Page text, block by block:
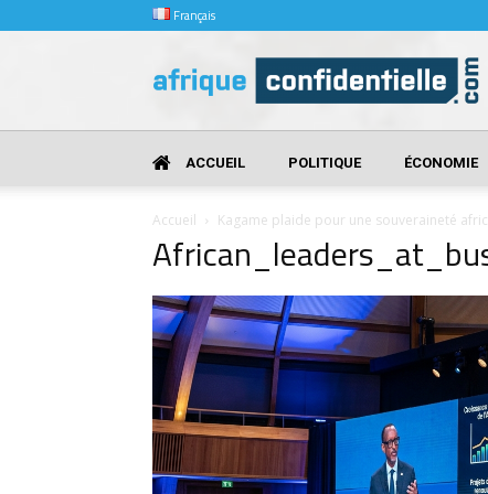
Français
Confidentielle
ACCUEIL POLITIQUE ÉCONOMIE
Accueil Kagame plaide pour une souveraineté